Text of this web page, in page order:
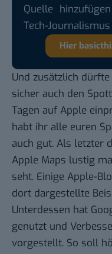
Quelle
Tech-
Hier
Und zusätzlich
sicher auch den
Tagen auf Apple
habt ihr alle euren
auch gut. Als letzter
Apple Maps lustig
seht. Einige Apple-
dort dargestellte
Unterdessen hat
genutzt und
vorgestellt. So soll